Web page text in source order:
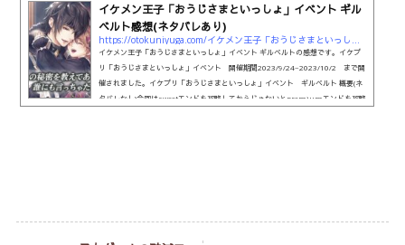
イケメン王子「おうじさまといっしょ」イベント ギル
ベルト感想(ネタバレあり)
イケメン王子「おうじさまといっしょ」イベント ギルベルトの感想です。イケプ
リ「おうじさまといっしょ」イベント 開催期間2023/9/24~2023/10/2 まで開
催されました。イケプリ「おうじさまといっしょ」イベント ギルベルト 概要(ネ
タバレなし)今回はsweetエンドを攻略してからじゃないとpremiumエンドを攻略